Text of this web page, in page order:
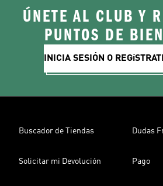
ÚNETE AL CLUB Y
PUNTOS DE
INICIA SESIÓN O
Buscador de Tiendas Dudas
Solicitar mi Devolución Pago